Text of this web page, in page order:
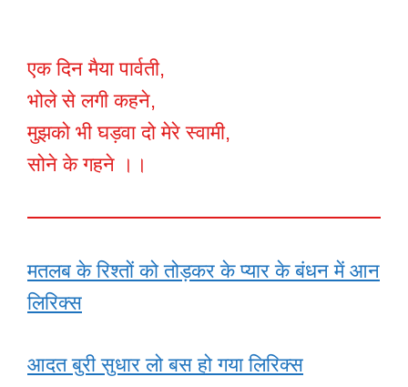
एक दिन मैया पार्वती,
भोले से लगी कहने,
मुझको भी घड़वा दो मेरे स्वामी,
सोने के गहने ।।
मतलब के रिश्तों को तोड़कर के प्यार के बंधन में आन
लिरिक्स
आदत बुरी सुधार लो बस हो गया लिरिक्स